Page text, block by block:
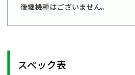
後継機種はございません。
スペック表